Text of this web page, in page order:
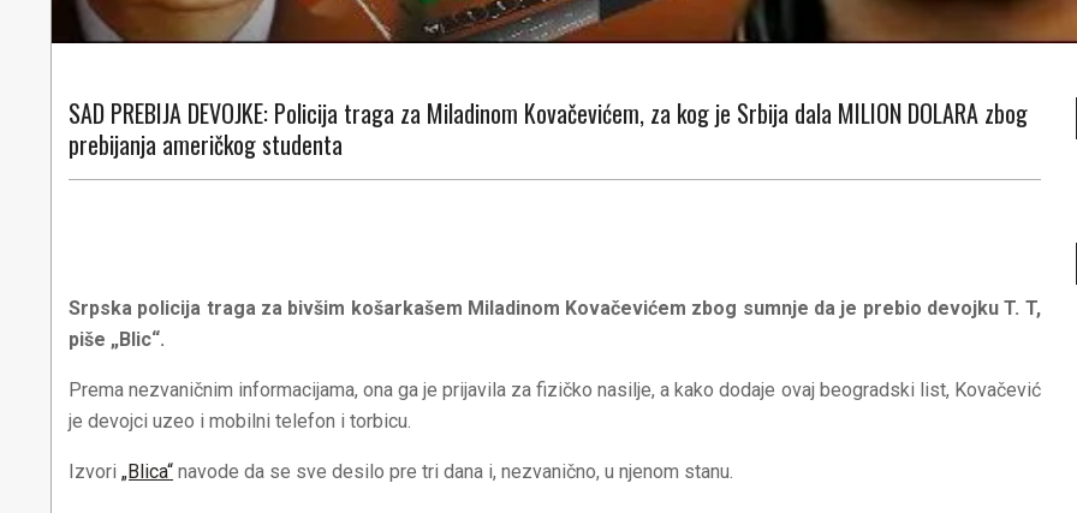
SAD PREBIJA DEVOJKE: Policija traga za Miladinom Kovačevićem, za kog je Srbija dala MILION DOLARA zbog
prebijanja američkog studenta
Srpska policija traga za bivšim košarkašem Miladinom Kovačevićem zbog sumnje da je prebio devojku T. T,
piše „Blic“.
Prema nezvaničnim informacijama, ona ga je prijavila za fizičko nasilje, a kako dodaje ovaj beogradski list, Kovačević
je devojci uzeo i mobilni telefon i torbicu.
Izvori „Blica“ navode da se sve desilo pre tri dana i, nezvanično, u njenom stanu.